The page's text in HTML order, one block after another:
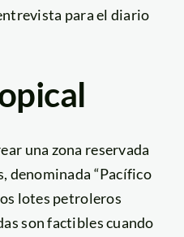
para el diario
una zona reservada
denominada “Pacífico
lotes petroleros
son factibles cuando